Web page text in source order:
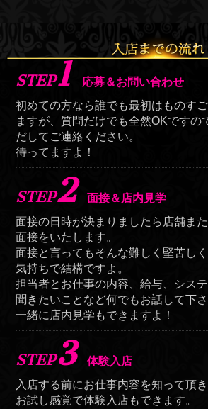
STEP1
応募＆お問い合わせ
初めての方なら誰でも最初はものす
ますが、質問だけでも全然OKですの
だしてご連絡ください。
待ってますよ！
STEP2
面接＆店内見学
面接の日時が決まりましたら店舗ま
面接をいたします。
面接と言ってもそんな難しく堅苦し
気持ちで結構ですよ。
担当者とお仕事の内容、給与、シス
聞きたいことなど何でもお話して下さ
一緒に店内見学もできますよ！
STEP3
体験入店
入店する前にお仕事内容を知って頂
お試し感覚で体験入店もできます。